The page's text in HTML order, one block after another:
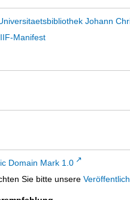
Johann
Manifest
Domain Mark 1.0
Sie bitte unsere